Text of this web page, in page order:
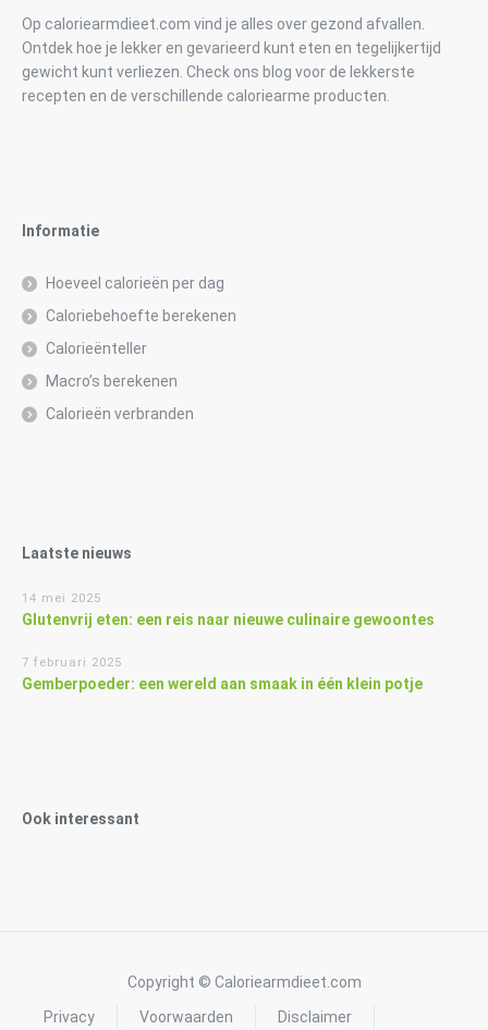
Op caloriearmdieet.com vind je alles over gezond afvallen.
Ontdek hoe je lekker en gevarieerd kunt eten en tegelijkertijd
gewicht kunt verliezen. Check ons blog voor de lekkerste
recepten en de verschillende caloriearme producten.
Informatie
Hoeveel calorieën per dag
Caloriebehoefte berekenen
Calorieënteller
Macro’s berekenen
Calorieën verbranden
Laatste nieuws
14 mei 2025
Glutenvrij eten: een reis naar nieuwe culinaire gewoontes
7 februari 2025
Gemberpoeder: een wereld aan smaak in één klein potje
Ook interessant
Copyright © Caloriearmdieet.com
Privacy
Voorwaarden Disclaimer